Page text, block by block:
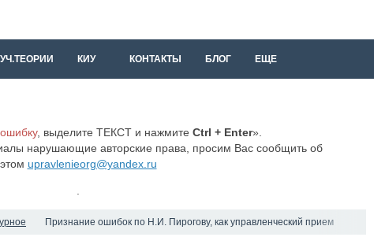
КИУ КОНТАКТЫ БЛОГ ЕЩЕ
, выделите ТЕКСТ и нажмите Ctrl + Enter».
нарушающие авторские права, просим Вас сообщить об
этом upravlenieorg@yandex.ru
Признание ошибок по Н.И. Пирогову, как управленческий прием